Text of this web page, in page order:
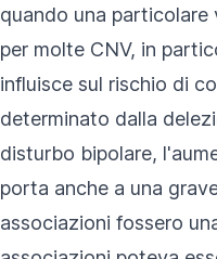
quando una
per molte CNV, in
influisce sul rischio di
determinato dalla
disturbo bipolare,
porta anche a una
associazioni fossero